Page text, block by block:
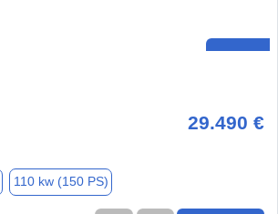
29.490 €
110 kw (150 PS)